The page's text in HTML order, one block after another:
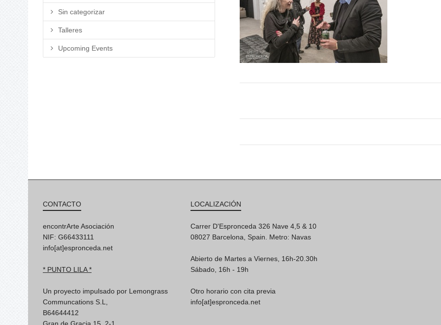
Sin categorizar
Talleres
Upcoming Events
CONTACTO
encontrArte Asociación
NIF: G66433111
info[at]espronceda.net
* PUNTO LILA *
Un proyecto impulsado por Lemongrass
Communcations S.L,
B64644412
Gran de Gracia 15, 2-1
LOCALIZACIÓN
Carrer D'Espronceda 326 Nave 4,5 & 10
08027 Barcelona, Spain. Metro: Navas
Abierto de Martes a Viernes, 16h-20.30h
Sábado, 16h - 19h
Otro horario con cita previa
info[at]espronceda.net